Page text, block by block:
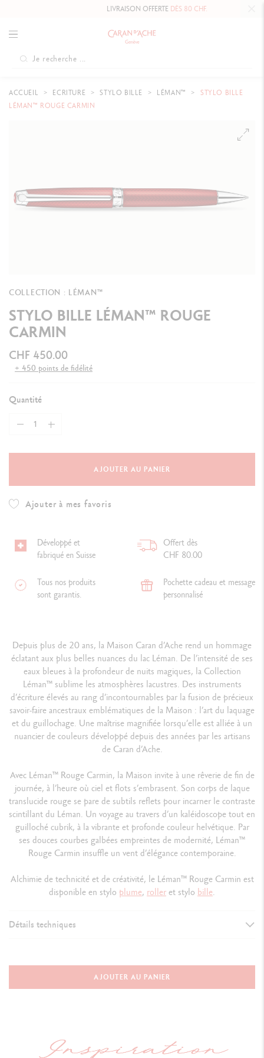
LIVRAISON OFFERTEDÈS 80 CHF.
ACCUEIL ECRITURE STYLO BILLE LÉMAN™
STYLO BILLE
LÉMAN™ ROUGE CARMIN
COLLECTION : LÉMAN™
STYLO BILLE LÉMAN™ ROUGE
CARMIN
CHF 450.00
+ 450 points de fidélité
Quantité
AJOUTER AU PANIER
Ajouter à mes favoris
Développé et
fabriqué en Suisse
Offert dès
CHF 80.00
Tous nos produits
sont garantis.
Pochette cadeau et message
personnalisé
Depuis plus de 20 ans, la Maison Caran d’Ache rend un hommage
éclatant aux plus belles nuances du lac Léman. De l’intensité de ses
eaux bleues à la profondeur de nuits magiques, la Collection
Léman™sublime les atmosphères lacustres. Des instruments
d’écriture élevés au rang d’incontournables par la fusion de précieux
savoir-faire ancestraux emblématiques de la Maison : l’art du laquage
et du guillochage. Une maîtrise magnifiée lorsqu’elle est alliée à un
nuancier de couleurs développé depuis des années par les artisans
de Caran d’Ache.
Avec Léman™Rouge Carmin, la Maison invite à une rêverie de fin de
journée, à l’heure où ciel et flots s’embrasent. Son corps de laque
translucide rouge se pare de subtils reflets pour incarner le contraste
scintillant du Léman. Un voyage au travers d’un kaléidoscope tout en
guilloché cubrik, à la vibrante et profonde couleur helvétique. Par
ses douces courbes galbées empreintes de modernité, Léman™
Rouge Carmin insuffle un vent d’élégance contemporaine.
Alchimie de technicité et de créativité, le Léman™Rouge Carmin est
disponible en stylo plume, rolleret stylo bille.
Détails techniques
Stylo Bille
Longueur : 137 mm x Diamètre : 12.2 mm
cubrik guilloché à la fraise et d'une laque translucide rouge carmin
AJOUTER AU PANIER